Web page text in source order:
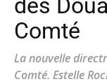
des
Comté
La nouvelle
Comté. Estelle